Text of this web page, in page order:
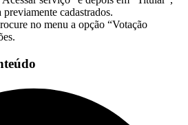
cadastrados.
no menu a opção “Votação